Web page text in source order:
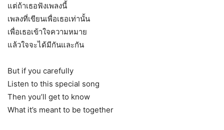
แต่ถ้าเธอฟังเพลงนี้
เพลงที่เขียนเพื่อเธอเท่านั้น
เพื่อเธอเข้าใจความหมาย
แล้วใจจะได้มีกันและกัน
But if you carefully
Listen to this special song
Then you’ll get to know
What it’s meant to be together